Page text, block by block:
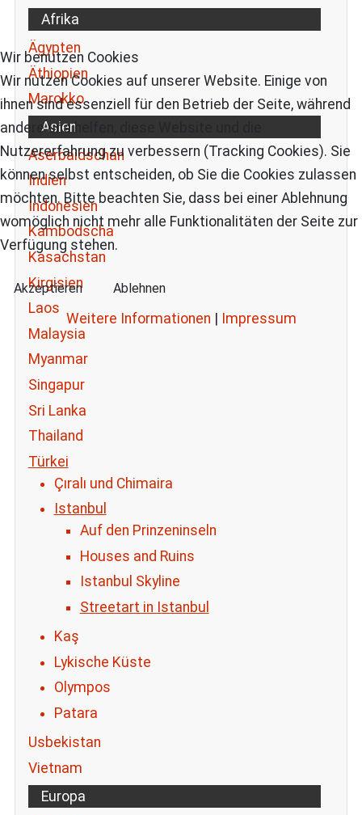
Afrika
Ägypten
Äthiopien
Marokko
Asien
Aserbaidschan
Indien
Indonesien
Kambodscha
Kasachstan
Kirgisien
Laos
Malaysia
Myanmar
Singapur
Sri Lanka
Thailand
Türkei
Çıralı und Chimaira
Istanbul
Auf den Prinzeninseln
Houses and Ruins
Istanbul Skyline
Streetart in Istanbul
Kaş
Lykische Küste
Olympos
Patara
Usbekistan
Vietnam
Europa
Wir benutzen Cookies
Wir nutzen Cookies auf unserer Website. Einige von
ihnen sind essenziell für den Betrieb der Seite, während
andere uns helfen, diese Website und die
Nutzererfahrung zu verbessern (Tracking Cookies). Sie
können selbst entscheiden, ob Sie die Cookies zulassen
möchten. Bitte beachten Sie, dass bei einer Ablehnung
womöglich nicht mehr alle Funktionalitäten der Seite zur
Verfügung stehen.
Akzeptieren Ablehnen
Weitere Informationen | Impressum